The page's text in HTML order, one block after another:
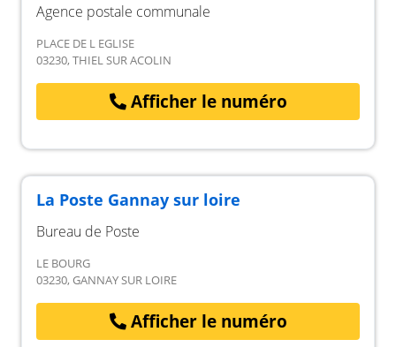
Agence postale communale
PLACE DE L EGLISE
03230, THIEL SUR ACOLIN
Afficher le numéro
La Poste Gannay sur loire
Bureau de Poste
LE BOURG
03230, GANNAY SUR LOIRE
Afficher le numéro